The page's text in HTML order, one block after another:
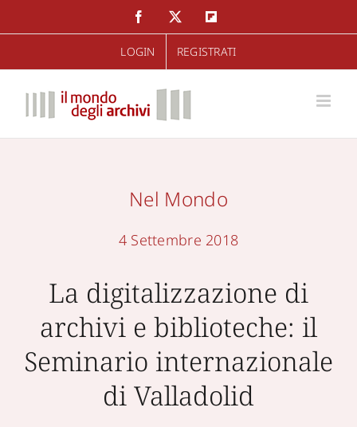
al
FacebookTwitter
LOGIN REGISTRATI
Nel Mondo
4 Settembre 2018
La digitalizzazione di
archivi e biblioteche: il
Seminario internazionale
di Valladolid